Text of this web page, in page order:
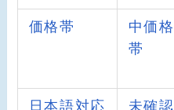
価格帯
中価格
帯
日本語対応 未確認